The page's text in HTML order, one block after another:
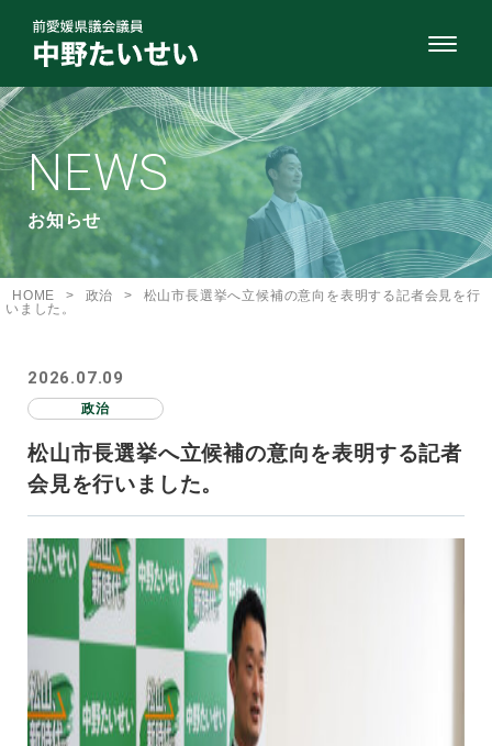
NEWS
お知らせ
HOME > 政治 >
松山市長選挙へ立候補の意向を表明する記者会見を行
いました。
2026.07.09
政治
松山市長選挙へ立候補の意向を表明する記者
会見を行いました。